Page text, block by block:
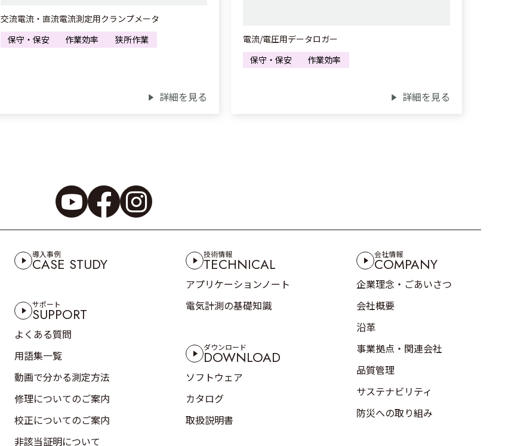
交流電流・直流電流測定用クランプメータ
保守・保安
作業効率 狭所作業
詳細を見る
電流/電圧用データロガー
保守・保安
作業効率
詳細を見る
導入事例
CASE STUDY
サポート
SUPPORT
よくある質問
用語集一覧
動画で分かる測定方法
修理についてのご案内
校正についてのご案内
非該当証明について
技術情報
TECHNICAL
アプリケーションノート
電気計測の基礎知識
ダウンロード
DOWNLOAD
ソフトウェア
カタログ
取扱説明書
会社情報
COMPANY
企業理念・ごあいさつ
会社概要
沿革
事業拠点・関連会社
品質管理
サステナビリティ
防災への取り組み